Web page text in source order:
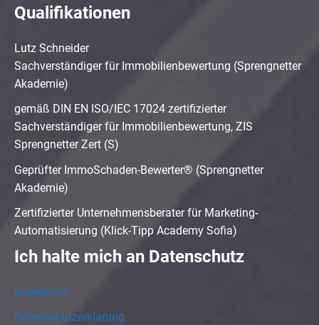
Qualifikationen
Lutz Schneider
Sachverständiger für Immobilienbewertung (Sprengnetter
Akademie)
gemäß DIN EN ISO/IEC 17024 zertifizierter
Sachverständiger für Immobilienbewertung, ZIS
Sprengnetter Zert (S)
Geprüfter ImmoSchaden-Bewerter® (Sprengnetter
Akademie)
Zertifizierter Unternehmensberater für Marketing-
Automatisierung (Klick-Tipp Academy Sofia)
Ich halte mich an Datenschutz
Impressum
Datenschutzerklärung